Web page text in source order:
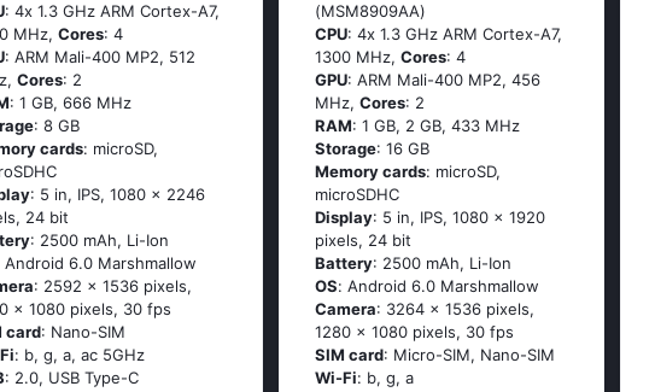
: 4х 1.3 GНz АRМ Соrtех-А7,
MHz,Cores: 4
: ARM Mali-400 MP2, 512
Cores: 2
: 1 GB, 666 MHz
: 8 GB
cards: microSD,
: 5 in, IPS, 1080 x 2246
24 bit
: 2500 mAh, Li-Ion
Аndrоid 6.0 Маrshmаllоw
: 2592 x 1536 pixels,
x 1080 pixels, 30 fps
card: Nano-SIM
: b, g, а, ас 5GНz
: 2.0, USB Type-C
(МSМ8909АА)
CPU: 4х 1.3 GНz АRМ Соrtех-А7,
1300 MHz, Cores: 4
GPU: ARM Mali-400 MP2, 456
MHz, Cores: 2
RAM: 1 GB, 2 GB, 433 MHz
Storage: 16 GB
Memory cards: microSD,
microSDHC
Display: 5 in, IPS, 1080 x 1920
pixels, 24 bit
Battery: 2500 mAh, Li-Ion
OS: Аndrоid 6.0 Маrshmаllоw
Camera: 3264 x 1536 pixels,
1280 x 1080 pixels, 30 fps
SIM card: Micro-SIM, Nano-SIM
Wi-Fi: b, g, а